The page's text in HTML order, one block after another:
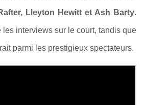
Lleyton Hewitt et Ash Barty.
les interviews sur le court, tandis que
parmi les prestigieux spectateurs.